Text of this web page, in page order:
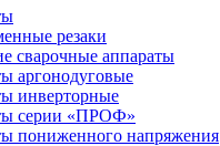
резаки
сварочные аппараты
аргонодуговые
инверторные
серии «ПРОФ»
пониженного напряжения